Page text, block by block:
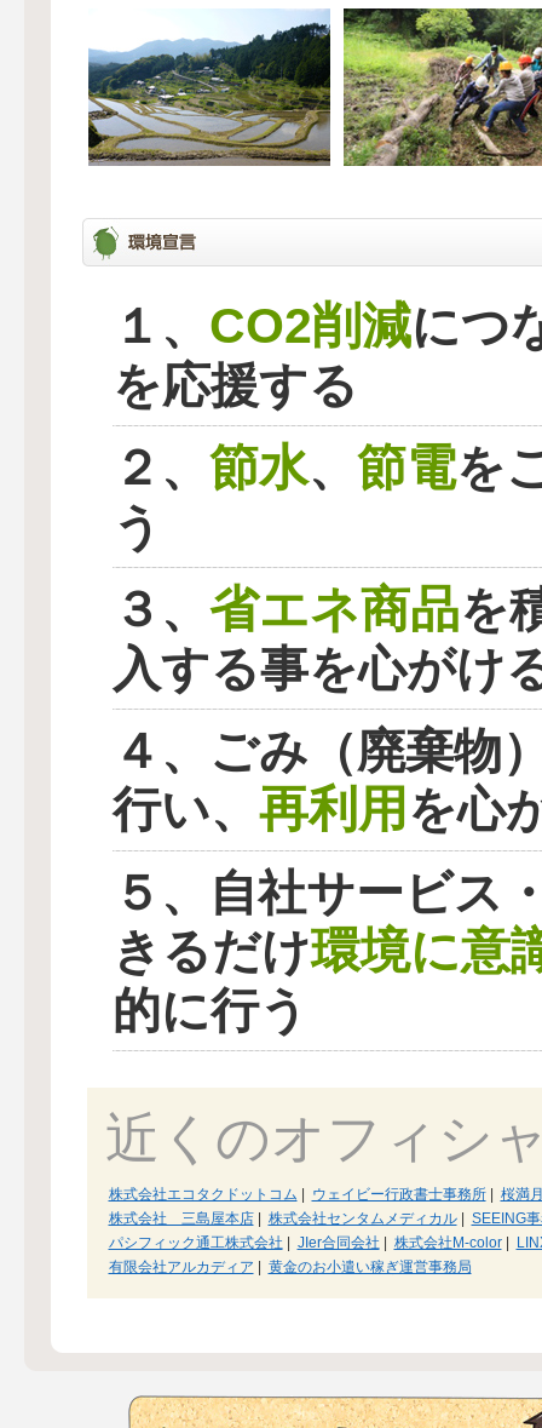
１、 CO2削減につ
を応援する
２、 節水、 節電を
う
３、 省エネ商品を
入する事を心がけ
４、ごみ（廃棄物
行い、 再利用を心
５、自社サービス
きるだけ環境に意
的に行う
近くのオフィシ
株式会社エコタクドットコム ウェイビー行政書士事務所|
桜満
株式会社 三島屋本店| 株式会社センタムメディカル|
SEEING
パシフィック通工株式会社
JIer合同会社 株式会社M-color|
有限会社アルカディア
黄金のお小遣い稼ぎ運営事務局